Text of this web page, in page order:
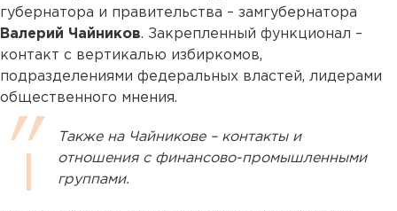
губернатора и правительства – замгубернатора
Валерий Чайников. Закрепленный функционал –
контакт с вертикалью избиркомов,
подразделениями федеральных властей, лидерами
общественного мнения.
Также на Чайникове – контакты и
отношения с финансово-промышленными
группами.